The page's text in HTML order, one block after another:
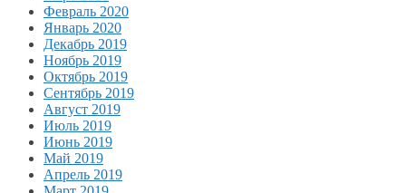
Февраль 2020
Январь 2020
Декабрь 2019
Ноябрь 2019
Октябрь 2019
Сентябрь 2019
Август 2019
Июль 2019
Июнь 2019
Май 2019
Апрель 2019